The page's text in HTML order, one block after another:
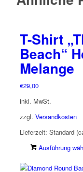
T-Shirt
Beach“
Melange
€29,00
inkl. MwSt.
zzgl. Versandkosten
Lieferzeit: Standard
Ausführung